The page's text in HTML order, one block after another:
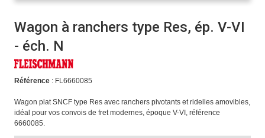
Wagon à ranchers type Res, ép. V-VI
- éch. N
Référence: FL6660085
Wagon plat SNCF type Res avec ranchers pivotants et ridelles amovibles,
idéal pour vos convois de fret modernes, époque V-VI, référence
6660085.